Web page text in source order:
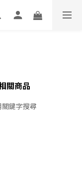
關商品
鍵字搜尋